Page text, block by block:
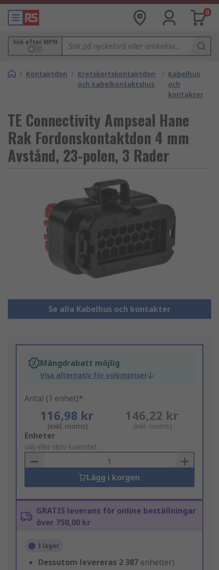
0
Sök efter MPN
/ Kontaktdon / Kretskortskontaktdon
och kabelkontaktshus
/ Kabelhus
och
kontakter
TE Connectivity Ampseal Hane
Rak Fordonskontaktdon 4 mm
Avstånd, 23-polen, 3 Rader
Se alla Kabelhus och kontakter
Mängdrabatt möjlig
Visa alternativ för volympriser
Antal (1 enhet)*
116,98 kr
(exkl. moms)
146,22 kr
(inkl. moms)
Add
to
Basket
Enheter
välj eller skriv kvantitet
Lägg i korgen
GRATIS leverans för online beställningar
över 750,00 kr
I lager
Dessutom levereras 2 387 enhet(er)